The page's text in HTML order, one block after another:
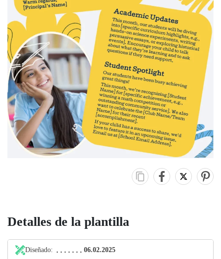
Detalles de la plantilla
Diseñado: 06.02.2025